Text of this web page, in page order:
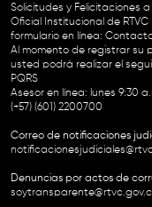
Solicitudes y Felicitaciones
Oficial Institucional de RTVC
formulario en línea: Contacto
Al momento de registrar su
usted podrá realizar el
PQRS
Asesor en línea: lunes 9:30
(+57) (601) 2200700
Correo de notificaciones
Denuncias por actos de